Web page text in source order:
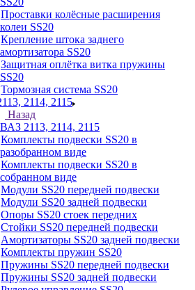
Проставки колёсные расширения
колеи SS20
Крепление штока заднего
амортизатора SS20
Защитная оплётка витка пружины
SS20
Тормозная система SS20
2114, 2115
Назад
ВАЗ 2113, 2114, 2115
Комплекты подвески SS20 в
разобранном виде
Комплекты подвески SS20 в
собранном виде
Модули SS20 передней подвески
Модули SS20 задней подвески
Опоры SS20 стоек передних
Стойки SS20 передней подвески
Амортизаторы SS20 задней подвески
Комплекты пружин SS20
Пружины SS20 передней подвески
Пружины SS20 задней подвески